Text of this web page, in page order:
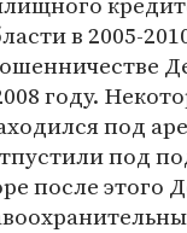
в 2005-
году.
под
под
после этого